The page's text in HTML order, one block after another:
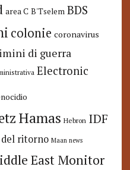
area C B'Tselem BDS
colonie coronavirus
di guerra
Electronic
Hamas Hebron IDF
ritorno Maan news
East Monitor